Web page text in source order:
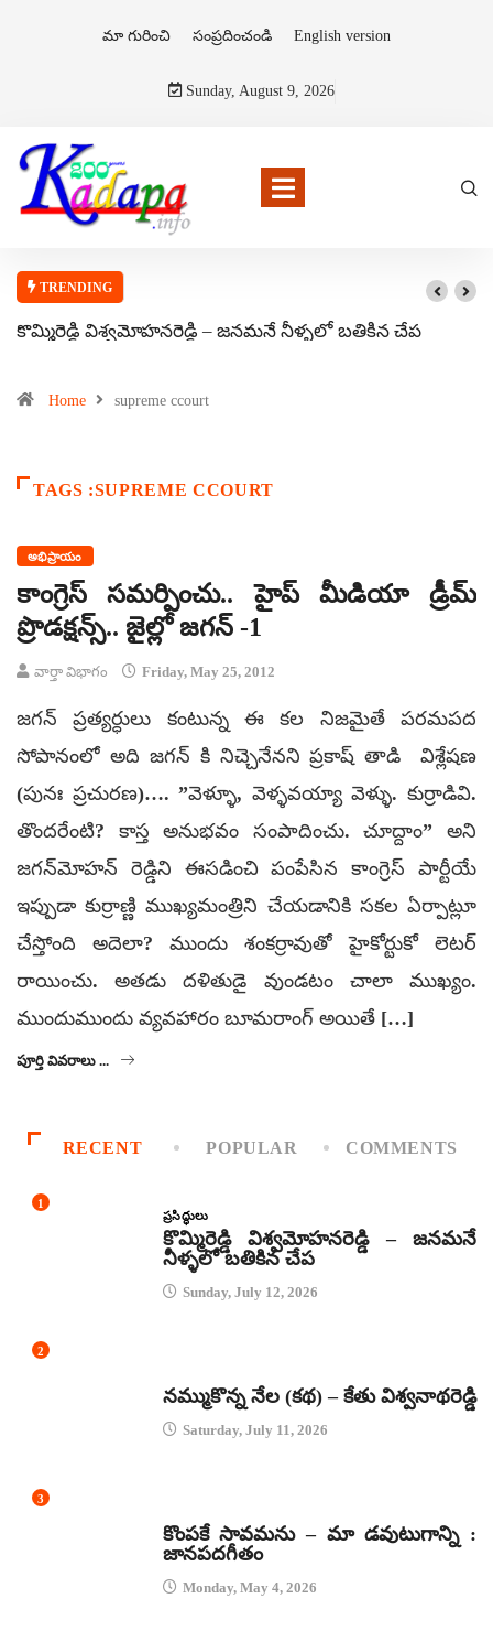
మా గురించి సంప్రదించండి English version
Sunday, August 9, 2026
TRENDING
కొమ్మిరెడ్డి విశ్వమోహనరెడ్డి – జనమనే నీళ్ళలో బతికిన చేప
Home supreme ccourt
TAGS :SUPREME CCOURT
అభిప్రాయం
కాంగ్రెస్‌ సమర్పించు.. హైప్‌ మీడియా డ్రీమ్‌
ప్రొడక్షన్స్‌.. జైల్లో జగన్‌ -1
వార్తా విభాగం Friday, May 25, 2012
జగన్ ప్రత్యర్ధులు కంటున్న ఈ కల నిజమైతే పరమపద
సోపానంలో అది జగన్ కి నిచ్చెనేనని ప్రకాష్ తాడి విశ్లేషణ
(పునః ప్రచురణ)…. ”వెళ్ళూ, వెళ్ళవయ్యా వెళ్ళు. కుర్రాడివి.
తొందరేంటి? కాస్త అనుభవం సంపాదించు. చూద్దాం” అని
జగన్‌మోహన్‌ రెడ్డిని ఈసడించి పంపేసిన కాంగ్రెస్‌ పార్టీయే
ఇప్పుడా కుర్రాణ్ణి ముఖ్యమంత్రిని చేయడానికి సకల ఏర్పాట్లూ
చేస్తోంది అదెలా? ముందు శంకర్రావుతో హైకోర్టుకో లెటర్‌
రాయించు. అతడు దళితుడై వుండటం చాలా ముఖ్యం.
ముందుముందు వ్యవహారం బూమరాంగ్‌ అయితే […]
పూర్తి వివరాలు ...
RECENT POPULAR COMMENTS
1
ప్రసిద్ధులు
కొమ్మిరెడ్డి విశ్వమోహనరెడ్డి – జనమనే
నీళ్ళలో బతికిన చేప
Sunday, July 12, 2026
2
నమ్ముకొన్న నేల (కథ) – కేతు విశ్వనాథరెడ్డి
Saturday, July 11, 2026
3
కొంపకే సావమను – మా డవుటుగాన్ని :
జానపదగీతం
Monday, May 4, 2026